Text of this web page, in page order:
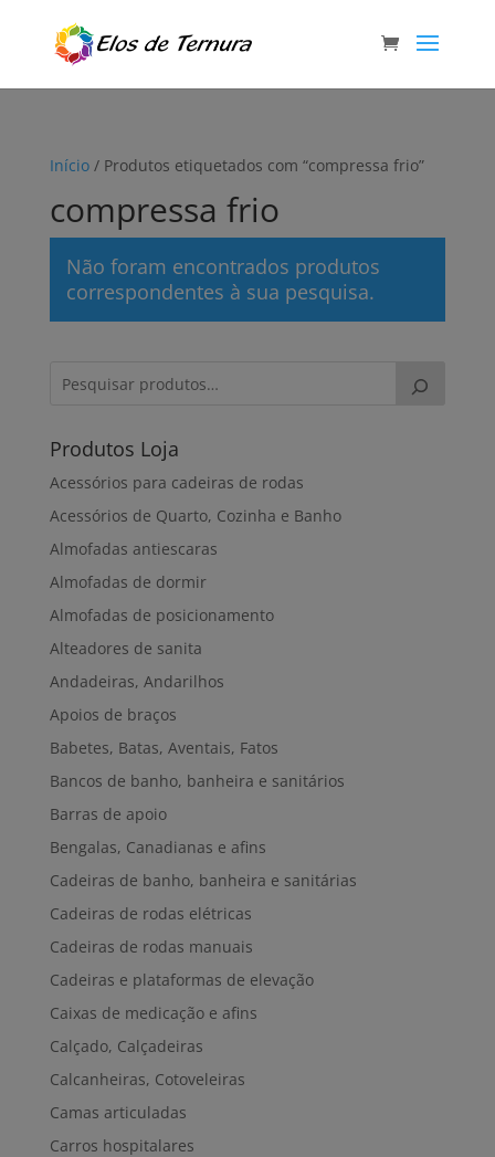
Início/ Produtos etiquetados com “compressa frio”
compressa frio
Não foram encontrados produtos
correspondentes à sua pesquisa.
Produtos Loja
Acessórios para cadeiras de rodas
Acessórios de Quarto, Cozinha e Banho
Almofadas antiescaras
Almofadas de dormir
Almofadas de posicionamento
Alteadores de sanita
Andadeiras, Andarilhos
Apoios de braços
Babetes, Batas, Aventais, Fatos
Bancos de banho, banheira e sanitários
Barras de apoio
Bengalas, Canadianas e afins
Cadeiras de banho, banheira e sanitárias
Cadeiras de rodas elétricas
Cadeiras de rodas manuais
Cadeiras e plataformas de elevação
Caixas de medicação e afins
Calçado, Calçadeiras
Calcanheiras, Cotoveleiras
Camas articuladas
Carros hospitalares